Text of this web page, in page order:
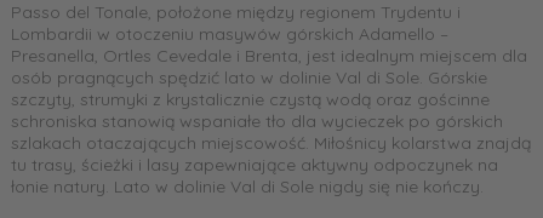
Passo del Tonale, położone między regionem Trydentu i
Lombardii w otoczeniu masywów górskich Adamello –
Presanella, Ortles Cevedale i Brenta, jest idealnym miejscem dla
osób pragnących spędzić lato w dolinie Val di Sole. Górskie
szczyty, strumyki z krystalicznie czystą wodą oraz gościnne
schroniska stanowią wspaniałe tło dla wycieczek po górskich
szlakach otaczających miejscowość. Miłośnicy kolarstwa znajdą
tu trasy, ścieżki i lasy zapewniające aktywny odpoczynek na
łonie natury. Lato w dolinie Val di Sole nigdy się nie kończy.